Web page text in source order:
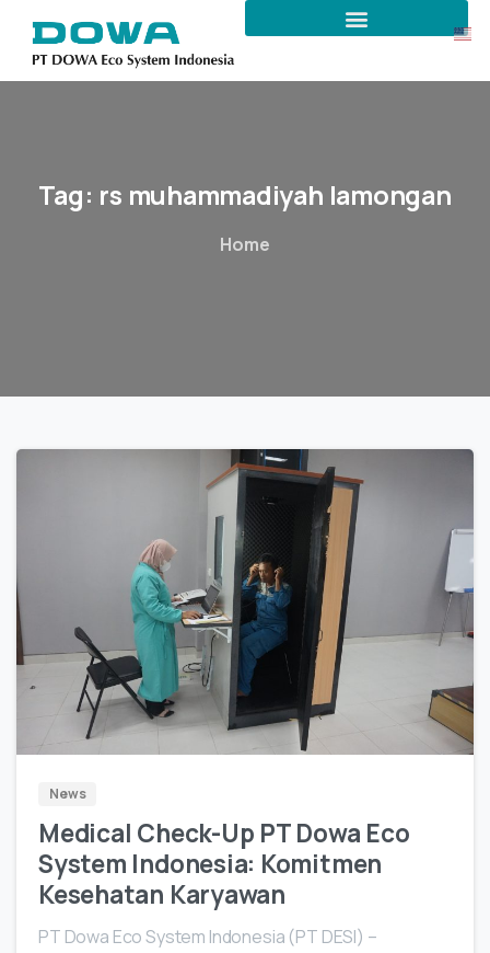
Tag: rs muhammadiyah lamongan
Home
1
News
Medical Check-Up PT Dowa Eco
System Indonesia: Komitmen
Kesehatan Karyawan
PT Dowa Eco System Indonesia (PT DESI) –